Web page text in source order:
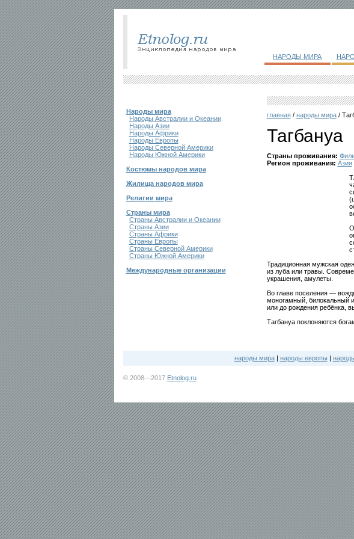
НАРОДЫ МИРА
Народы мира
Народы Австралии и Океании
Народы Азии
Народы Африки
Народы Европы
Народы Северной Америки
Народы Южной Америки
Костюмы народов мира
Жилища народов мира
Религии мира
Страны мира
Страны Австралии и Океании
Страны Азии
Страны Африки
Страны Европы
Страны Северной Америки
Страны Южной Америки
Международные организации
главная/ народы мира/
Тагбануа
Страны проживания:
Регион проживания: Азия
Традиционная мужская
из луба или травы.
украшения, амулеты.
Во главе поселения —
моногамный, билокальный
или до рождения ребёнка,
Тагбануа поклоняются
народы мира| народы европы |
© 2008—2017 Etnolog.ru